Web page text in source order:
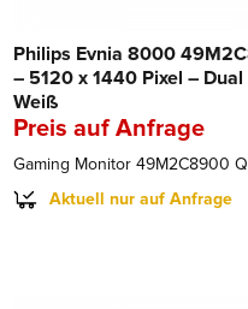
Philips Evnia 8000
– 5120 x 1440 Pixel –
Weiß
Preis auf Anfrage
Gaming Monitor 49M2C8900
Aktuell nur auf Anfrage